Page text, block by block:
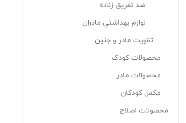
ضد تعريق زنانه
لوازم بهداشتي مادران
تقويت مادر و جنين
محصولات کودک
محصولات مادر
مکمل کودکان
محصولات اصلاح